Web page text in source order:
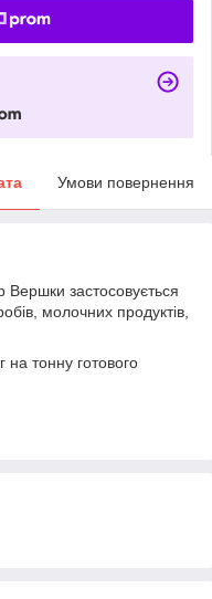
Умови повернення
Вершки застосовується
молочних продуктів,
тонну готового